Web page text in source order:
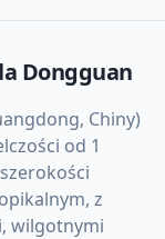
Dongguan
Chiny)
od 1
z
wilgotnymi